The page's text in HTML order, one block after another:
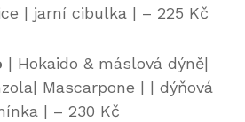
| jarní cibulka | – 225 Kč
| Hokaido & máslová dýně|
Mascarpone | | dýňová
| – 230 Kč